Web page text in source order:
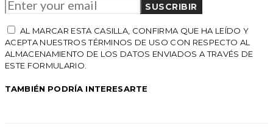
SUSCRIBIR
AL MARCAR ESTA CASILLA, CONFIRMA QUE HA LEÍDO Y
ACEPTA NUESTROS TÉRMINOS DE USO CON RESPECTO AL
ALMACENAMIENTO DE LOS DATOS ENVIADOS A TRAVÉS DE
ESTE FORMULARIO.
TAMBIÉN PODRÍA INTERESARTE